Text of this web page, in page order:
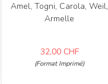
Amel, Togni, Carola, Weil,
Armelle
32,00 CHF
(Format Imprimé)